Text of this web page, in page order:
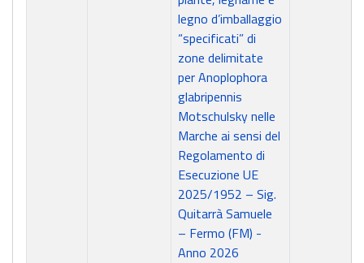
legno d’imballaggio
“specificati” di
zone delimitate
per Anoplophora
glabripennis
Motschulsky nelle
Marche ai sensi del
Regolamento di
Esecuzione UE
2025/1952 – Sig.
Quitarrà Samuele
– Fermo (FM) -
Anno 2026